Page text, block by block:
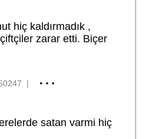
hiç kaldırmadık ,
zarar etti. Biçer
|
satan varmi hiç